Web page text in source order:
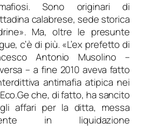
Sono originari di
calabrese, sede storica
». Ma, oltre le presunte
c’è di più. «L’ex prefetto di
Antonio Musolino –
–a fine 2010 aveva fatto
antimafia atipica nei
che, di fatto, ha sancito
affari per la ditta, messa
in liquidazione